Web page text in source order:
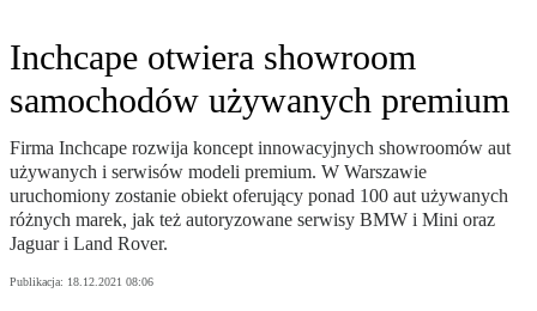
Inchcape otwiera showroom
samochodów używanych premium
Firma Inchcape rozwija koncept innowacyjnych showroomów aut
używanych i serwisów modeli premium. W Warszawie
uruchomiony zostanie obiekt oferujący ponad 100 aut używanych
różnych marek, jak też autoryzowane serwisy BMW i Mini oraz
Jaguar i Land Rover.
Publikacja: 18.12.2021 08:06